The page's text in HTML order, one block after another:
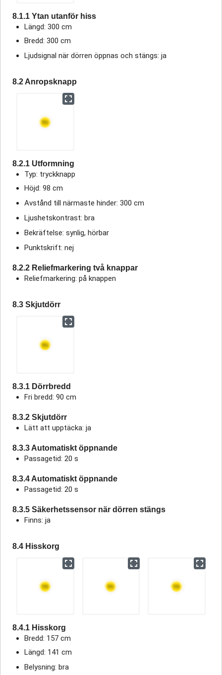
8.1.1 Ytan utanför hiss
Längd: 300 cm
Bredd: 300 cm
Ljudsignal när dörren öppnas och stängs: ja
8.2 Anropsknapp
8.2.1 Utformning
Typ: tryckknapp
Höjd: 98 cm
Avstånd till närmaste hinder: 300 cm
Ljushetskontrast: bra
Bekräftelse: synlig, hörbar
Punktskrift: nej
8.2.2 Reliefmarkering två knappar
Reliefmarkering: på knappen
8.3 Skjutdörr
8.3.1 Dörrbredd
Fri bredd: 90 cm
8.3.2 Skjutdörr
Lätt att upptäcka: ja
8.3.3 Automatiskt öppnande
Passagetid: 20 s
8.3.4 Automatiskt öppnande
Passagetid: 20 s
8.3.5 Säkerhetssensor när dörren stängs
Finns: ja
8.4 Hisskorg
8.4.1 Hisskorg
Bredd: 157 cm
Längd: 141 cm
Belysning: bra